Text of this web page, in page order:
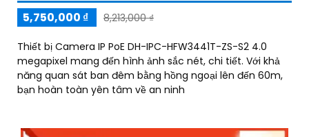
5,750,000 ₫
8,213,000 ₫
Thiết bị Camera IP PoE DH-IPC-HFW3441T-ZS-S2 4.0
megapixel mang đến hình ảnh sắc nét, chi tiết. Với khả
năng quan sát ban đêm bằng hồng ngoại lên đến 60m,
bạn hoàn toàn yên tâm về an ninh